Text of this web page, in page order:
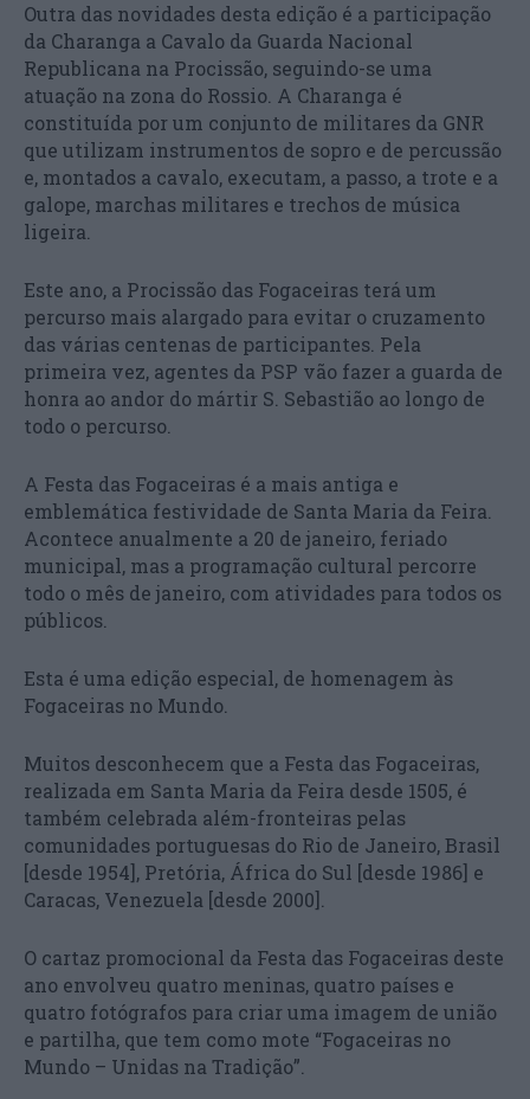
Outra das novidades desta edição é a participação
da Charanga a Cavalo da Guarda Nacional
Republicana na Procissão, seguindo-se uma
atuação na zona do Rossio. A Charanga é
constituída por um conjunto de militares da GNR
que utilizam instrumentos de sopro e de percussão
e, montados a cavalo, executam, a passo, a trote e a
galope, marchas militares e trechos de música
ligeira.
Este ano, a Procissão das Fogaceiras terá um
percurso mais alargado para evitar o cruzamento
das várias centenas de participantes. Pela
primeira vez, agentes da PSP vão fazer a guarda de
honra ao andor do mártir S. Sebastião ao longo de
todo o percurso.
A Festa das Fogaceiras é a mais antiga e
emblemática festividade de Santa Maria da Feira.
Acontece anualmente a 20 de janeiro, feriado
municipal, mas a programação cultural percorre
todo o mês de janeiro, com atividades para todos os
públicos.
Esta é uma edição especial, de homenagem às
Fogaceiras no Mundo.
Muitos desconhecem que a Festa das Fogaceiras,
realizada em Santa Maria da Feira desde 1505, é
também celebrada além-fronteiras pelas
comunidades portuguesas do Rio de Janeiro, Brasil
[desde 1954], Pretória, África do Sul [desde 1986] e
Caracas, Venezuela [desde 2000].
O cartaz promocional da Festa das Fogaceiras deste
ano envolveu quatro meninas, quatro países e
quatro fotógrafos para criar uma imagem de união
e partilha, que tem como mote “Fogaceiras no
Mundo – Unidas na Tradição”.